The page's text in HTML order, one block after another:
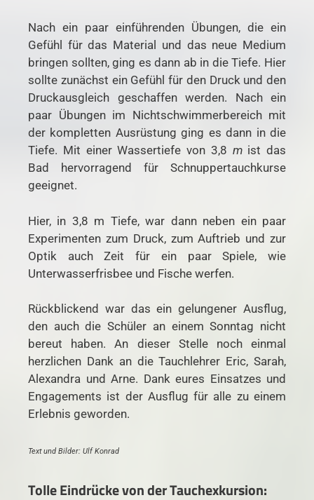
Nach ein paar einführenden Übungen, die ein
Gefühl für das Material und das neue Medium
bringen sollten, ging es dann ab in die Tiefe. Hier
sollte zunächst ein Gefühl für den Druck und den
Druckausgleich geschaffen werden. Nach ein
paar Übungen im Nichtschwimmerbereich mit
der kompletten Ausrüstung ging es dann in die
Tiefe. Mit einer Wassertiefe von 3,8 mist das
Bad hervorragend für Schnuppertauchkurse
geeignet.
Hier, in 3,8 m Tiefe, war dann neben ein paar
Experimenten zum Druck, zum Auftrieb und zur
Optik auch Zeit für ein paar Spiele, wie
Unterwasserfrisbee und Fische werfen.
Rückblickend war das ein gelungener Ausflug,
den auch die Schüler an einem Sonntag nicht
bereut haben. An dieser Stelle noch einmal
herzlichen Dank an die Tauchlehrer Eric, Sarah,
Alexandra und Arne. Dank eures Einsatzes und
Engagements ist der Ausflug für alle zu einem
Erlebnis geworden.
Text und Bilder: Ulf Konrad
Tolle Eindrücke von der Tauchexkursion: